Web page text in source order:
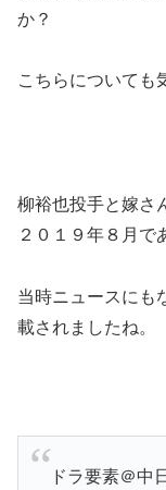
か？
こちらについても
柳裕也投手と嫁さ
２０１９年８月で
当時ニュースにも
載されましたね。
ドラ要素＠中